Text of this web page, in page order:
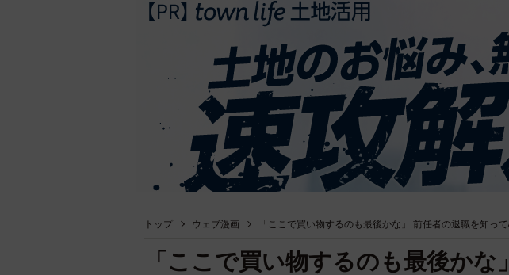
トップ ウェブ漫画 「ここで買い物するのも最後かな」 前任者の退職を知
「ここで買い物するのも最後かな